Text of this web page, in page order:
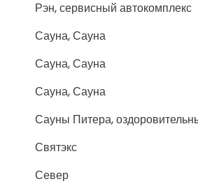
Рэн, сервисный автокомплекс
Сауна, Сауна
Сауна, Сауна
Сауна, Сауна
Сауны Питера,
Святэкс
Север